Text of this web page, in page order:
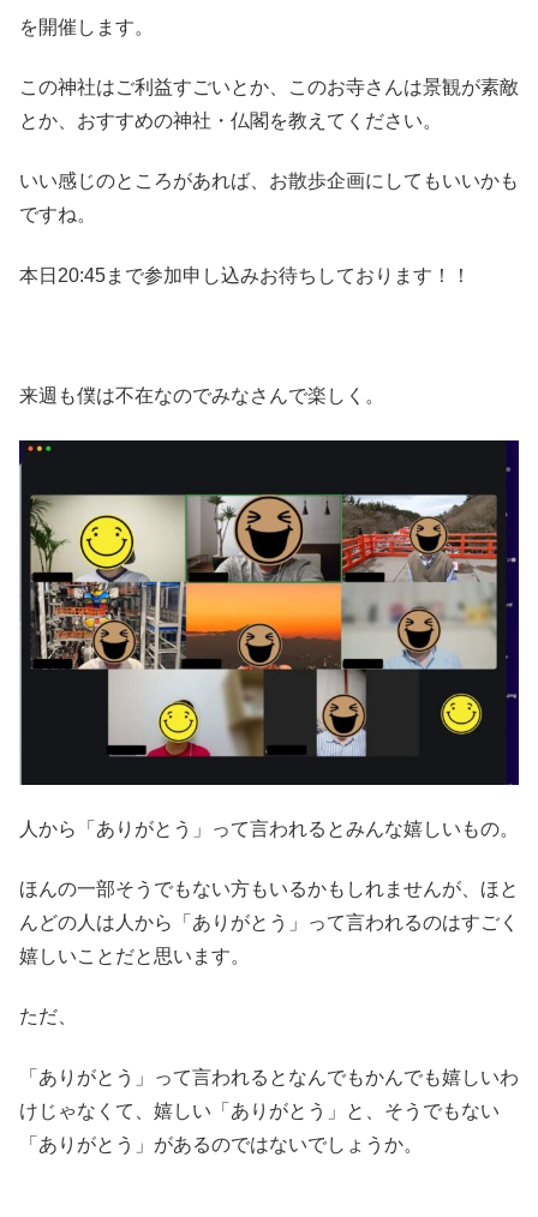
を開催します。
この神社はご利益すごいとか、このお寺さんは景観が素敵
とか、おすすめの神社・仏閣を教えてください。
いい感じのところがあれば、お散歩企画にしてもいいかも
ですね。
本日20:45まで参加申し込みお待ちしております！！
来週も僕は不在なのでみなさんで楽しく。
人から「ありがとう」って言われるとみんな嬉しいもの。
ほんの一部そうでもない方もいるかもしれませんが、ほと
んどの人は人から「ありがとう」って言われるのはすごく
嬉しいことだと思います。
ただ、
「ありがとう」って言われるとなんでもかんでも嬉しいわ
けじゃなくて、嬉しい「ありがとう」と、そうでもない
「ありがとう」があるのではないでしょうか。